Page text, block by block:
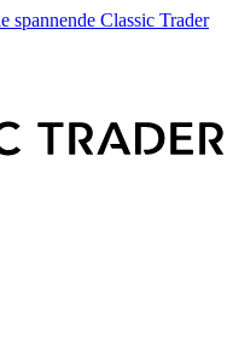
spannende Classic Trader